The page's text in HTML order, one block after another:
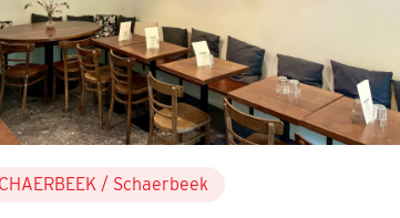
/ Schaerbeek